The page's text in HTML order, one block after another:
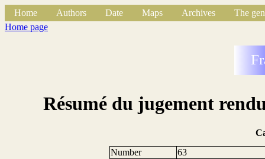
Home Authors Date Maps Archives
The
Home page
Résumé du jugement
Number
63